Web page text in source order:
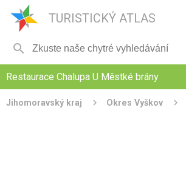
TURISTICKÝ ATLAS

Restaurace Chalupa U Městké brány
Jihomoravský kraj Okres Vyškov